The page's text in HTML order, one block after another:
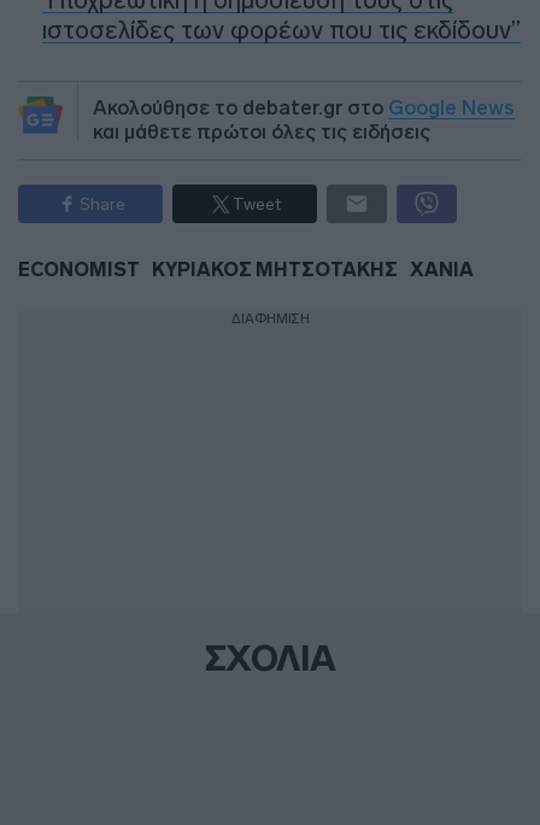
ιστοσελίδες των φορέων που τις εκδίδουν”
Ακολούθησε το debater.gr στο Google News
και μάθετε πρώτοι όλες τις ειδήσεις
Share Tweet
ECONOMIST ΚΥΡΙΑΚΟΣ ΜΗΤΣΟΤΑΚΗΣ ΧΑΝΙΑ
ΔΙΑΦΗΜΙΣΗ
ΣΧΟΛΙΑ